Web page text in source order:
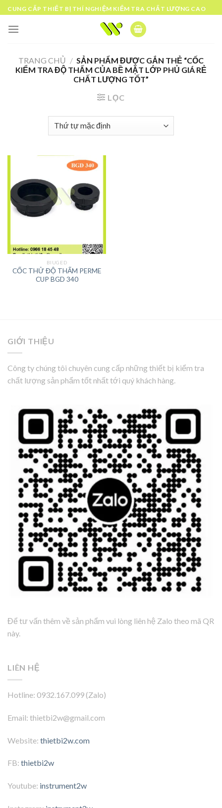
Skip
to
content
CUNG CẤP THIẾT BỊ THÍ NGHIỆM KIỂM TRA CHẤT LƯỢNG CAO
TRANG CHỦ / SẢN PHẨM ĐƯỢC GẮN THẺ “CỐC
KIỂM TRA ĐỘ THẤM CỦA BỀ MẶT LỚP PHỦ GIÁ RẺ
CHẤT LƯỢNG TỐT”
LỌC
BIUGED
CỐC THỬ ĐỘ THẤM PERME
CUP BGD 340
GIỚI THIỆU
Công ty chúng tôi chuyên cung cấp những thiết bị kiểm tra
chất lượng sản phẩm tốt nhất tới quý khách hàng.
Để tư vấn thêm về sản phẩm vui lòng liên hệ Zalo theo mã QR
này.
LIÊN HỆ
Hotline: 0932.167.099 (Zalo)
Email: thietbi2w@gmail.com
Website: thietbi2w.com
FB: thietbi2w
Youtube: instrument2w